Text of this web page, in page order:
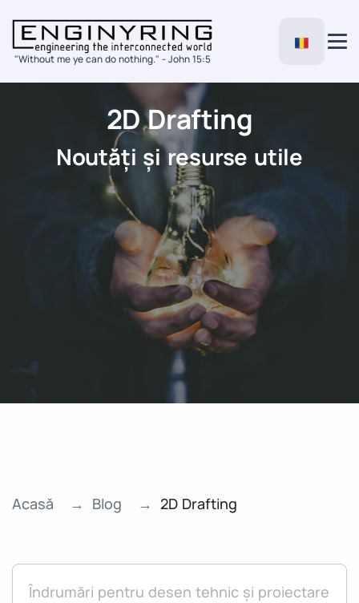
"Without me ye can do nothing." - John 15:5
2D Drafting
Noutăți și resurse utile
Acasă Blog 2D Drafting
Îndrumări pentru desen tehnic și proiectare